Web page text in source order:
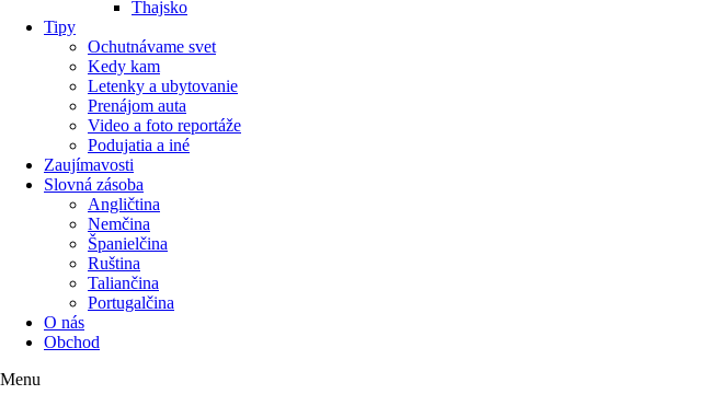
Thajsko
Tipy
Ochutnávame svet
Kedy kam
Letenky a ubytovanie
Prenájom auta
Video a foto reportáže
Podujatia a iné
Zaujímavosti
Slovná zásoba
Angličtina
Nemčina
Španielčina
Ruština
Taliančina
Portugalčina
O nás
Obchod
Menu